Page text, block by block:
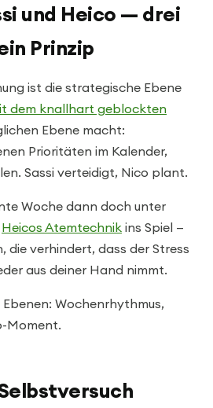
und Heico — drei
Prinzip
ist die strategische Ebene
dem knallhart geblockten
Ebene macht:
Prioritäten im Kalender,
Sassi verteidigt, Nico plant.
Woche dann doch unter
Heicos Atemtechnik ins Spiel —
die verhindert, dass der Stress
aus deiner Hand nimmt.
Ebenen: Wochenrhythmus,
Moment.